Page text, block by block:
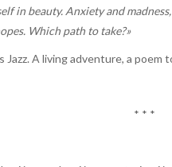
in beauty. Anxiety and
Which path to take?»
A living adventure, a poem
* * *